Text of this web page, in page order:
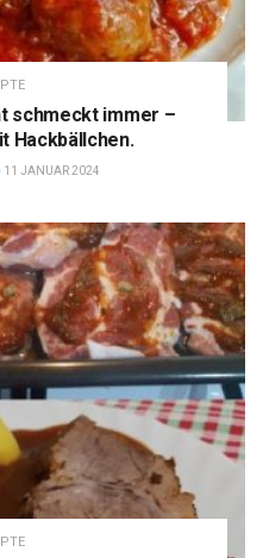
schmeckt immer –
Hackbällchen.
11 JANUAR 2024